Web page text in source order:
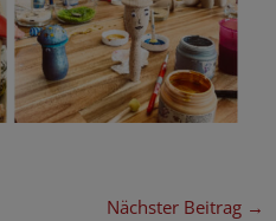
Nächster Beitrag →